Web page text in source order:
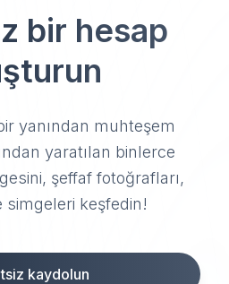
bir hesap
yanından muhteşem
yaratılan binlerce
şeffaf fotoğrafları,
simgeleri keşfedin!
kaydolun